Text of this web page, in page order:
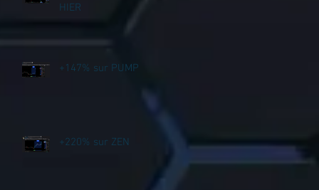
HIER
+147% sur PUMP
+220% sur ZEN